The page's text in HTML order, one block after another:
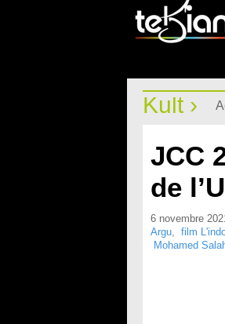
Kult ›
JCC
de
6 novembre
Argu, film
Mohamed